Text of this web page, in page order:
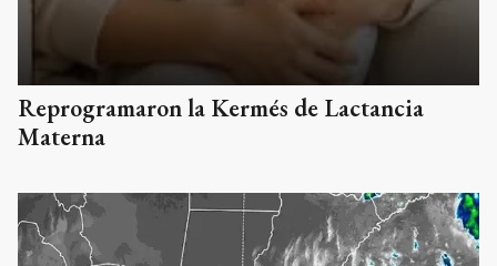
Reprogramaron la Kermés de Lactancia
Materna